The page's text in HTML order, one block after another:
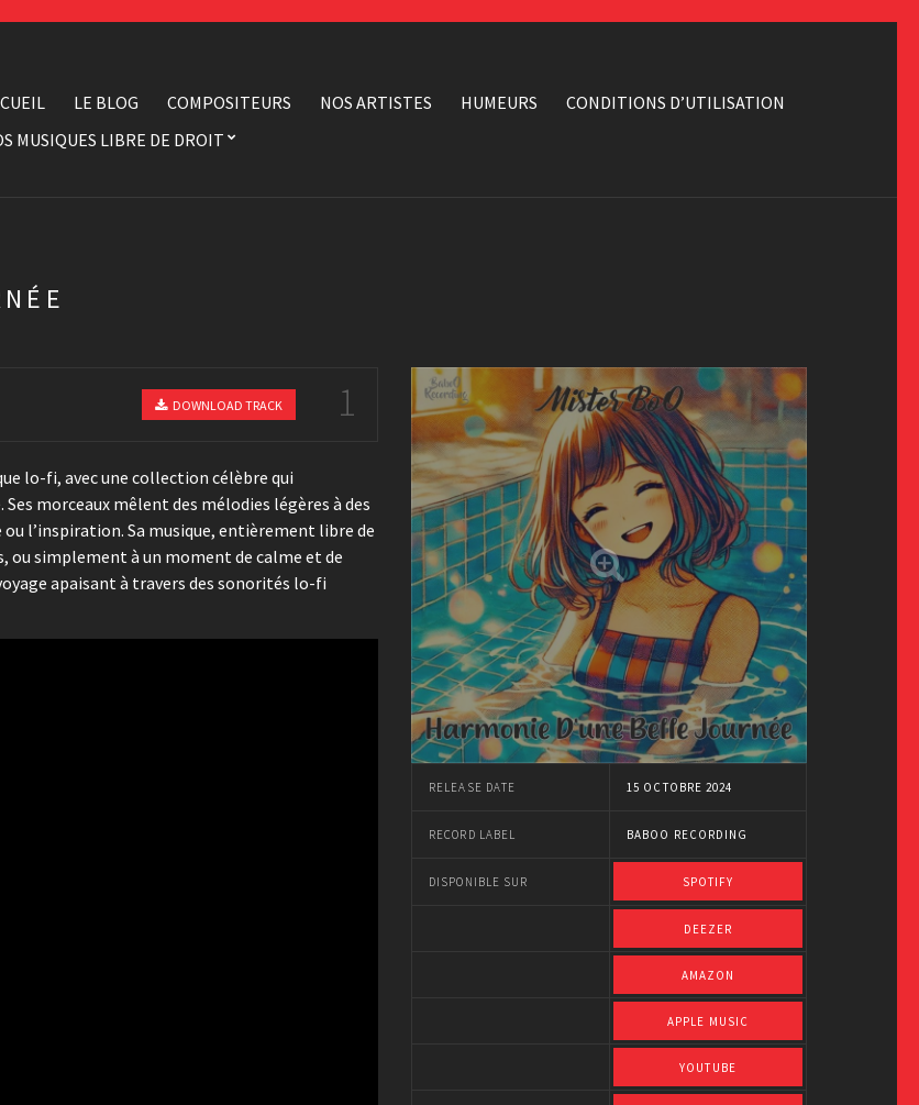
LE BLOG COMPOSITEURS NOS ARTISTES HUMEURS
CONDITIONS D’UTILISATION
MUSIQUES LIBRE DE DROIT
RELEASE DATE 15 OCTOBRE 2024
RECORD LABEL BABOO RECORDING
DISPONIBLE SUR SPOTIFY
DEEZER
AMAZON
APPLE MUSIC
YOUTUBE
DOWNLOAD TRACK 1
lo-fi, avec une collection célèbre qui
morceaux mêlent des mélodies légères à des
l’inspiration. Sa musique, entièrement libre de
simplement à un moment de calme et de
apaisant à travers des sonorités lo-fi